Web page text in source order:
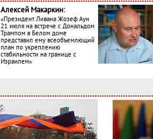
Алексей Макаркин:
«Президент Ливана Жозеф Аун
21 июля на встрече с Дональдом
Трампом в Белом доме
представил ему всеобъемлющий
план по укреплению
стабильности на границе с
Израилем»